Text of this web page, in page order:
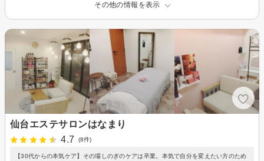
その他の情報を表示
仙台エステサロンはなまり
4.7
(8件)
【30代からの本気ケア】その場しのぎのケアは卒業。本気で自分を変えたい方のため